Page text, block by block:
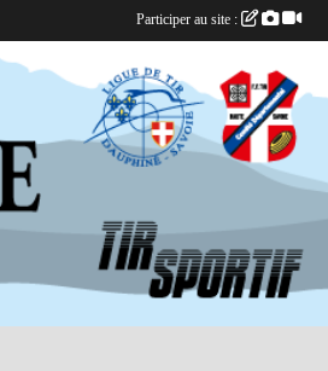
Participer au site :